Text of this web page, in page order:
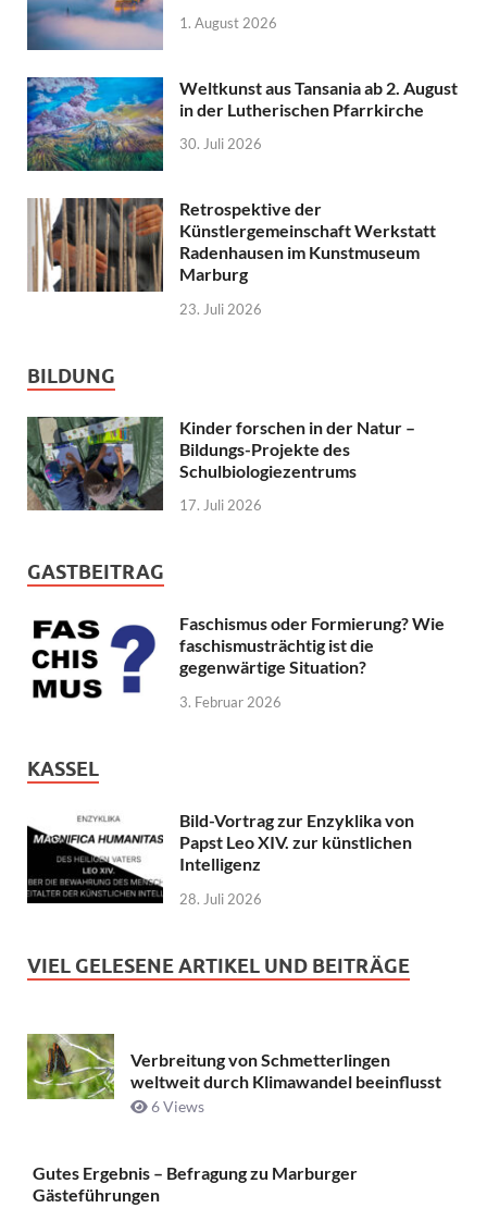
1. August 2026
Weltkunst aus Tansania ab 2. August
in der Lutherischen Pfarrkirche
30. Juli 2026
Retrospektive der
Künstlergemeinschaft Werkstatt
Radenhausen im Kunstmuseum
Marburg
23. Juli 2026
BILDUNG
Kinder forschen in der Natur –
Bildungs-Projekte des
Schulbiologiezentrums
17. Juli 2026
GASTBEITRAG
Faschismus oder Formierung? Wie
faschismusträchtig ist die
gegenwärtige Situation?
3. Februar 2026
KASSEL
Bild-Vortrag zur Enzyklika von
Papst Leo XIV. zur künstlichen
Intelligenz
28. Juli 2026
VIEL GELESENE ARTIKEL UND BEITRÄGE
Verbreitung von Schmetterlingen
weltweit durch Klimawandel beeinflusst
6 Views
Gutes Ergebnis – Befragung zu Marburger
Gästeführungen